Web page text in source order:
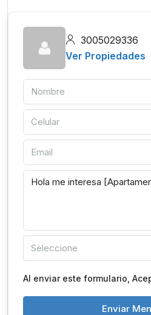
3005029336
Ver Propiedades
Seleccione
Al enviar este formulario,
Enviar